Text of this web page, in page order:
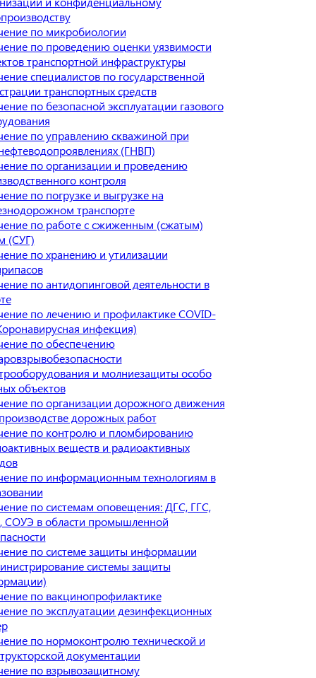
по микробиологии
по проведению оценки уязвимости
транспортной инфраструктуры
специалистов по государственной
транспортных средств
по безопасной эксплуатации газового
по управлению скважиной при
(ГНВП)
по организации и проведению
контроля
по погрузке и выгрузке на
транспорте
по работе с сжиженным (сжатым)
(СУГ)
по хранению и утилизации
по антидопинговой деятельности в
по лечению и профилактике COVID-
инфекция)
по обеспечению
и молниезащиты особо
объектов
по организации дорожного движения
дорожных работ
по контролю и пломбированию
веществ и радиоактивных
по информационным технологиям в
по системам оповещения: ДГС, ГГС,
в области промышленной
по системе защиты информации
системы защиты
по вакцинопрофилактике
по эксплуатации дезинфекционных
по нормоконтролю технической и
документации
по взрывозащитному